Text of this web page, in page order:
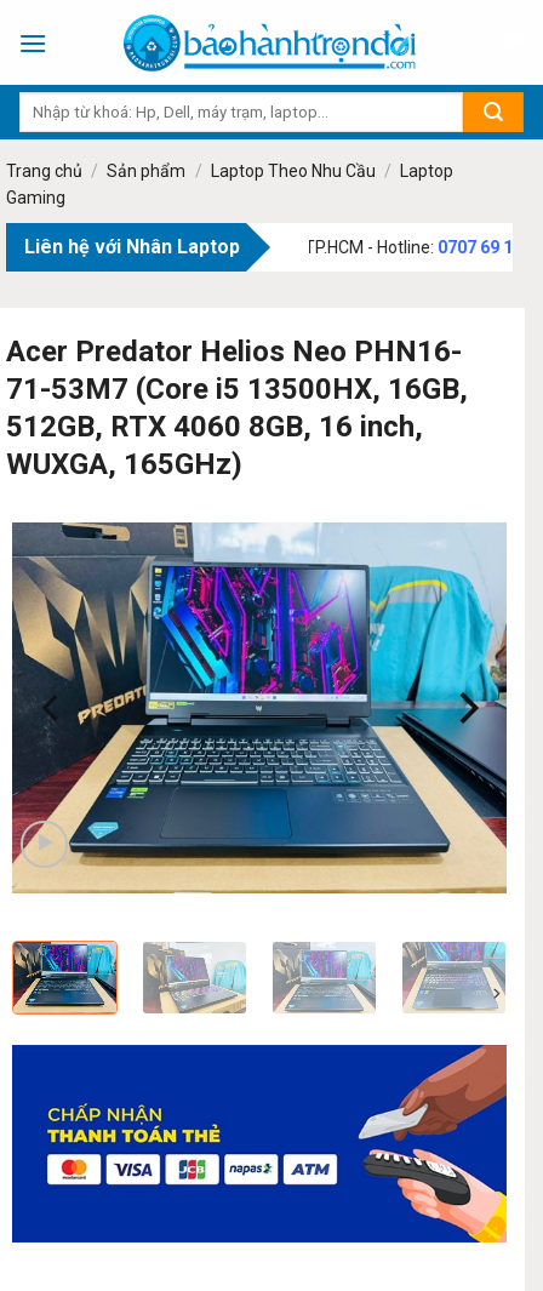
Trang chủ / Sản phẩm / Laptop Theo Nhu Cầu /
Laptop
Gaming
Liên hệ với Nhân Laptop
73 Phạm Văn Bạch, Phường Tân Sơn, TP.HCM - Hotline:0707 69 1111
Acer Predator Helios Neo PHN16-
71-53M7 (Core i5 13500HX, 16GB,
512GB, RTX 4060 8GB, 16 inch,
WUXGA, 165GHz)